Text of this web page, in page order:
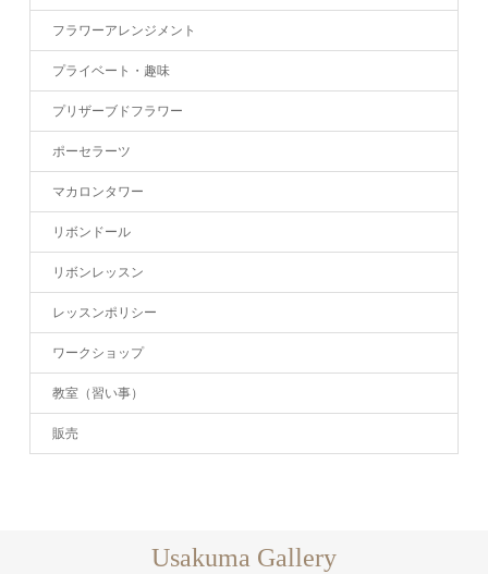
フラワーアレンジメント
プライベート・趣味
プリザーブドフラワー
ポーセラーツ
マカロンタワー
リボンドール
リボンレッスン
レッスンポリシー
ワークショップ
教室（習い事）
販売
Usakuma Gallery